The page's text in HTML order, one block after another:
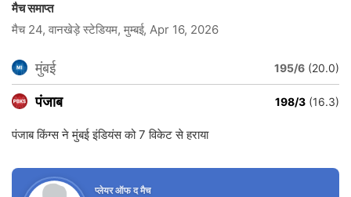
मैच समाप्त
मैच 24, वानखेड़े स्टेडियम, मुम्बई, Apr 16, 2026
मुंबई 195/6 (20.0)
पंजाब 198/3 (16.3)
पंजाब किंग्स ने मुंबई इंडियंस को 7 विकेट से हराया
प्लेयर ऑफ द मैच